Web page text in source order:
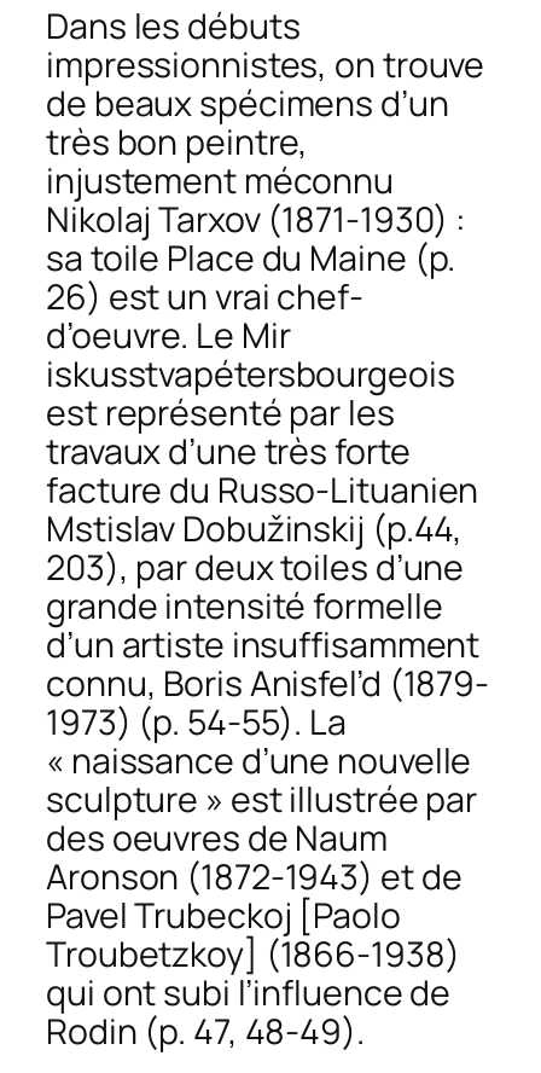
Dans les débuts
impressionnistes, on trouve
de beaux spécimens d’un
très bon peintre,
injustement méconnu
Nikolaj Tarxov (1871-1930) :
sa toile Place du Maine (p.
26) est un vrai chef-
d’oeuvre. Le Mir
iskusstvapétersbourgeois
est représenté par les
travaux d’une très forte
facture du Russo-Lituanien
Mstislav Dobužinskij (p.44,
203), par deux toiles d’une
grande intensité formelle
d’un artiste insuffisamment
connu, Boris Anisfel’d (1879-
1973) (p. 54-55). La
« naissance d’une nouvelle
sculpture » est illustrée par
des oeuvres de Naum
Aronson (1872-1943) et de
Pavel Trubeckoj [Paolo
Troubetzkoy] (1866-1938)
qui ont subi l’influence de
Rodin (p. 47, 48-49).